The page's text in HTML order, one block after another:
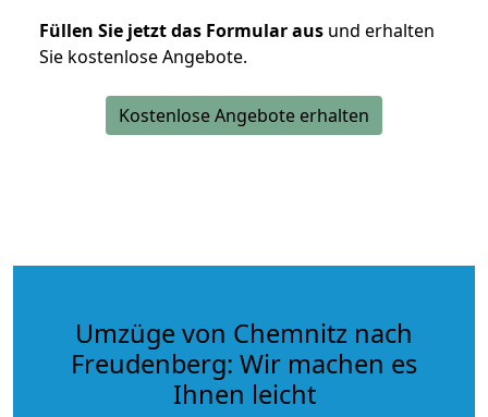
Füllen Sie jetzt das Formular aus und erhalten
Sie kostenlose Angebote.
Kostenlose Angebote erhalten
Umzüge von Chemnitz nach
Freudenberg: Wir machen es
Ihnen leicht